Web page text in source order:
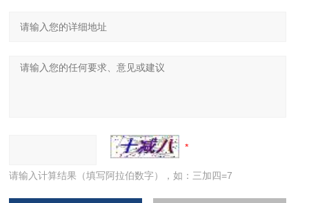
请输入计算结果（填写阿拉伯数字），如：三加四=7